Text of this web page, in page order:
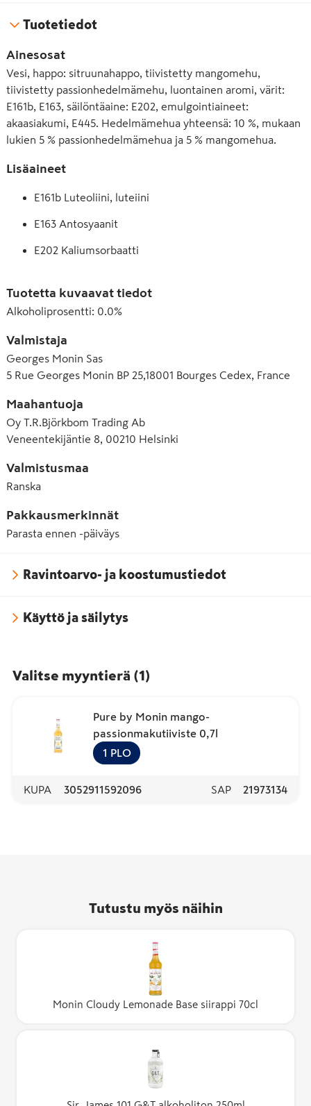
Tuotetiedot
Ainesosat
Vesi, happo: sitruunahappo, tiivistetty mangomehu,
tiivistetty passionhedelmämehu, luontainen aromi, värit:
E161b, E163, säilöntäaine: E202, emulgointiaineet:
akaasiakumi, E445. Hedelmämehua yhteensä: 10 %, mukaan
lukien 5 % passionhedelmämehua ja 5 % mangomehua.
Lisäaineet
E161b Luteoliini, luteiini
E163 Antosyaanit
E202 Kaliumsorbaatti
Tuotetta kuvaavat tiedot
Alkoholiprosentti: 0.0%
Valmistaja
Georges Monin Sas
5 Rue Georges Monin BP 25,18001 Bourges Cedex, France
Maahantuoja
Oy T.R.Björkbom Trading Ab
Veneentekijäntie 8, 00210 Helsinki
Valmistusmaa
Ranska
Pakkausmerkinnät
Parasta ennen -päiväys
Ravintoarvo- ja koostumustiedot
Käyttö ja säilytys
Valitse myyntierä (1)
Pure by Monin mango-
passionmakutiiviste 0,7l
1 PLO
KUPA 3052911592096 SAP 21973134
Tutustu myös näihin
Monin Cloudy Lemonade Base siirappi 70cl